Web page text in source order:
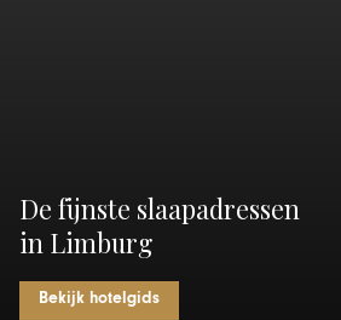
De fijnste slaapadressen
in Limburg
Bekijk hotelgids